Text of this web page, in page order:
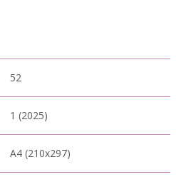
52
1 (2025)
A4 (210x297)